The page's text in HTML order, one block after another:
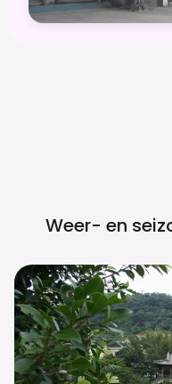
Weer- en